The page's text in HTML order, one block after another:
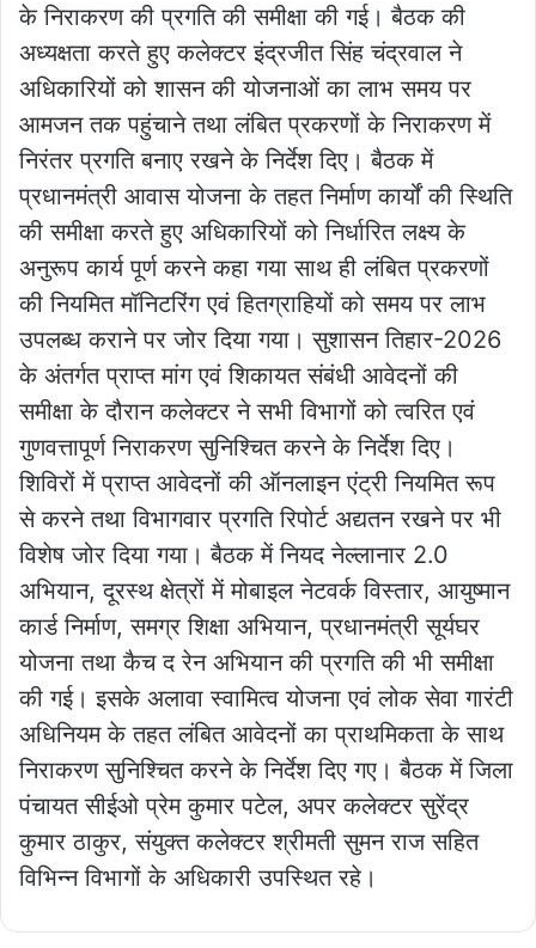
के निराकरण की प्रगति की समीक्षा की गई। बैठक की
अध्यक्षता करते हुए कलेक्टर इंद्रजीत सिंह चंद्रवाल ने
अधिकारियों को शासन की योजनाओं का लाभ समय पर
आमजन तक पहुंचाने तथा लंबित प्रकरणों के निराकरण में
निरंतर प्रगति बनाए रखने के निर्देश दिए। बैठक में
प्रधानमंत्री आवास योजना के तहत निर्माण कार्यों की स्थिति
की समीक्षा करते हुए अधिकारियों को निर्धारित लक्ष्य के
अनुरूप कार्य पूर्ण करने कहा गया साथ ही लंबित प्रकरणों
की नियमित मॉनिटरिंग एवं हितग्राहियों को समय पर लाभ
उपलब्ध कराने पर जोर दिया गया। सुशासन तिहार-2026
के अंतर्गत प्राप्त मांग एवं शिकायत संबंधी आवेदनों की
समीक्षा के दौरान कलेक्टर ने सभी विभागों को त्वरित एवं
गुणवत्तापूर्ण निराकरण सुनिश्चित करने के निर्देश दिए।
शिविरों में प्राप्त आवेदनों की ऑनलाइन एंट्री नियमित रूप
से करने तथा विभागवार प्रगति रिपोर्ट अद्यतन रखने पर भी
विशेष जोर दिया गया। बैठक में नियद नेल्लानार 2.0
अभियान, दूरस्थ क्षेत्रों में मोबाइल नेटवर्क विस्तार, आयुष्मान
कार्ड निर्माण, समग्र शिक्षा अभियान, प्रधानमंत्री सूर्यघर
योजना तथा कैच द रेन अभियान की प्रगति की भी समीक्षा
की गई। इसके अलावा स्वामित्व योजना एवं लोक सेवा गारंटी
अधिनियम के तहत लंबित आवेदनों का प्राथमिकता के साथ
निराकरण सुनिश्चित करने के निर्देश दिए गए। बैठक में जिला
पंचायत सीईओ प्रेम कुमार पटेल, अपर कलेक्टर सुरेंद्र
कुमार ठाकुर, संयुक्त कलेक्टर श्रीमती सुमन राज सहित
विभिन्न विभागों के अधिकारी उपस्थित रहे।